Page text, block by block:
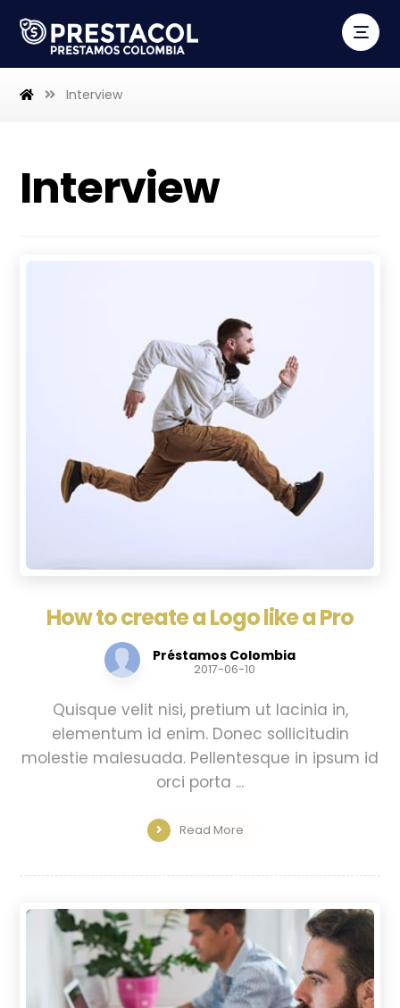
Interview
Interview
How to create a Logo like a Pro
Préstamos Colombia
2017-06-10
Quisque velit nisi, pretium ut lacinia in,
elementum id enim. Donec sollicitudin
molestie malesuada. Pellentesque in ipsum id
orci porta ...
Read More